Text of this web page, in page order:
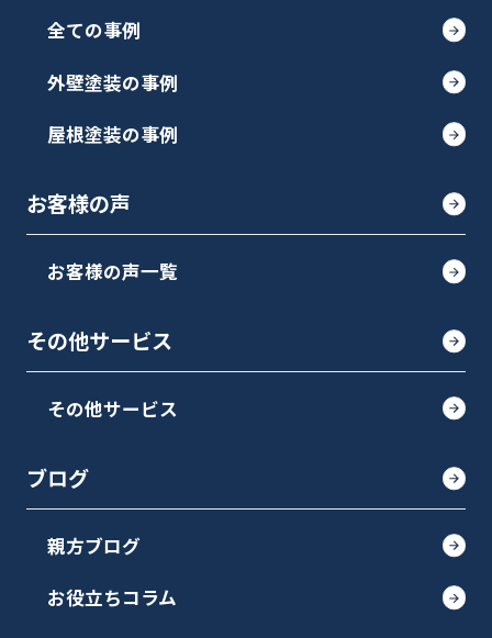
全ての事例
外壁塗装の事例
屋根塗装の事例
お客様の声
お客様の声一覧
その他サービス
その他サービス
ブログ
親方ブログ
お役立ちコラム